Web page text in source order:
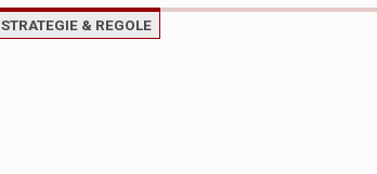
STRATEGIE & REGOLE